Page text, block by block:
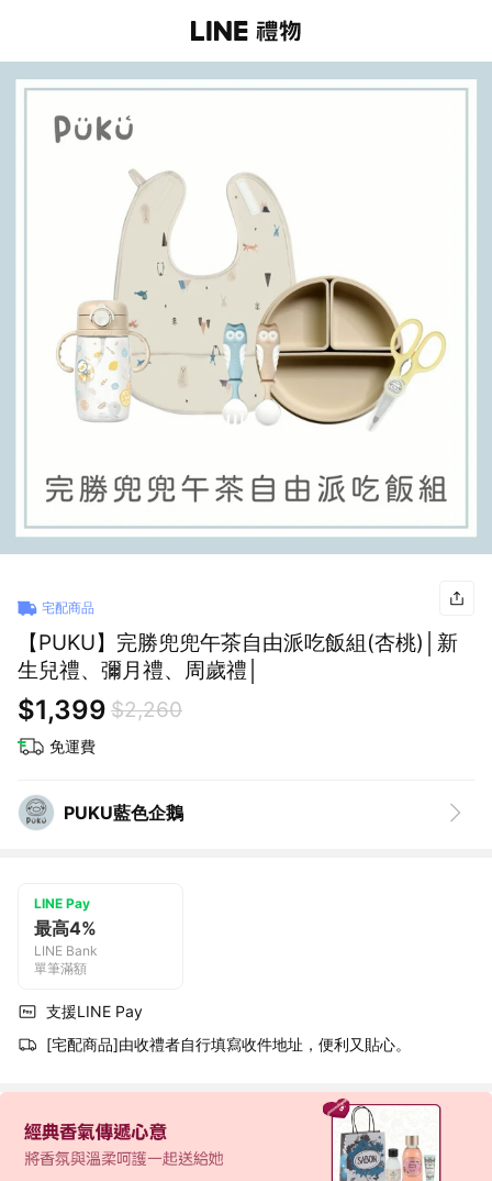
宅配商品
【PUKU】完勝兜兜午茶自由派吃飯組(杏桃)│新
生兒禮、彌月禮、周歲禮│
$1,399 $2,260
免運費
PUKU藍色企鵝
LINE Pay
最高4%
LINE Bank
單筆滿額
支援LINE Pay
[宅配商品]由收禮者自行填寫收件地址，便利又貼心。